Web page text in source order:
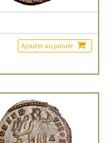
Ajouter au panier